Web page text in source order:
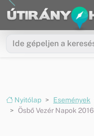
Ugrás a menüre
Ugrás a tartalomra
Nyitólap Események
Ösbő Vezér Napok 2016